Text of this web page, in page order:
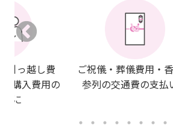
引っ越し費
購入費用の
に
ご祝儀・葬儀費用・
参列の交通費の支払